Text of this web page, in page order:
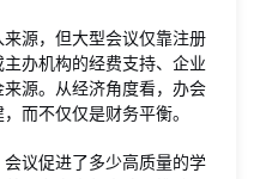
源，但大型会议仅靠注册
办机构的经费支持、企业
源。从经济角度看，办会
而不仅仅是财务平衡。
议促进了多少高质量的学